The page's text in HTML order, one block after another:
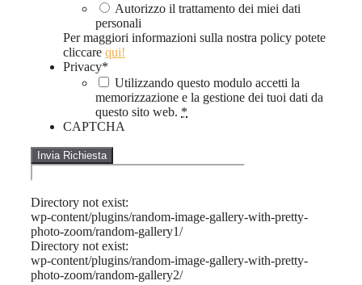
Autorizzo il trattamento dei miei dati
personali
Per maggiori informazioni sulla nostra policy potete
cliccare qui!
Privacy*
Utilizzando questo modulo accetti la
memorizzazione e la gestione dei tuoi dati da
questo sito web. *
CAPTCHA
Directory not exist:
wp-content/plugins/random-image-gallery-with-pretty-
photo-zoom/random-gallery1/
Directory not exist:
wp-content/plugins/random-image-gallery-with-pretty-
photo-zoom/random-gallery2/